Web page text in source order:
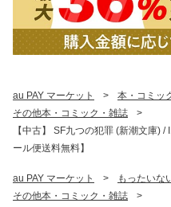
au PAY マーケット > 本・コミッ
その他本・コミック・雑誌
>
【中古】 SF九つの犯罪 (新潮文庫)
ール便送料無料】
au PAY マーケット > もったいな
その他本・コミック・雑誌
>